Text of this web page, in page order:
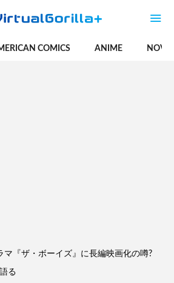
COMICS ANIME
マ『ザ・ボーイズ』に長編映画化の噂?
る